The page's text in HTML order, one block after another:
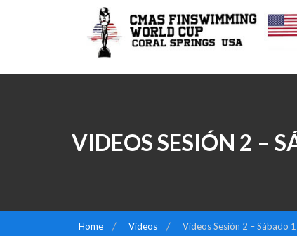
COPA MUNDO CMAS DE
VIDEOS SESIÓN 2 –
Home Videos Videos Sesión 2 – Sábado